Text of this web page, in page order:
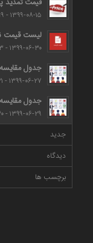
قیمت تمدید
۱۳۹۹-۰۸-۱۵ - ۱۲:۱۹ ب.ظ
لیست قیمت
۱۳۹۹-۰۶-۳۰ - ۱۱:۲۳ ق.ظ
جدول
۱۳۹۹-۰۶-۲۷ - ۱:۲۱ ب.ظ
جدول
۱۳۹۹-۰۶-۲۹ - ۱۰:۳۰ ق.ظ
جدید
دیدگاه
برچسب ها